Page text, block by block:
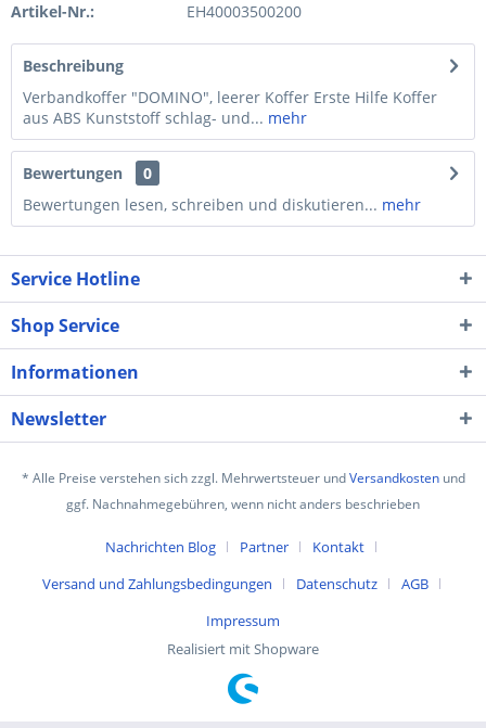
Artikel-Nr.: EH40003500200
Beschreibung
Verbandkoffer "DOMINO", leerer Koffer Erste Hilfe Koffer
aus ABS Kunststoff schlag- und... mehr
Bewertungen
0
Bewertungen lesen, schreiben und diskutieren... mehr
Service Hotline
Shop Service
Informationen
Newsletter
* Alle Preise verstehen sich zzgl. Mehrwertsteuer undVersandkostenund
ggf. Nachnahmegebühren, wenn nicht anders beschrieben
Nachrichten Blog Partner
Kontakt
Versand und Zahlungsbedingungen
Datenschutz
AGB
Impressum
Realisiert mit Shopware